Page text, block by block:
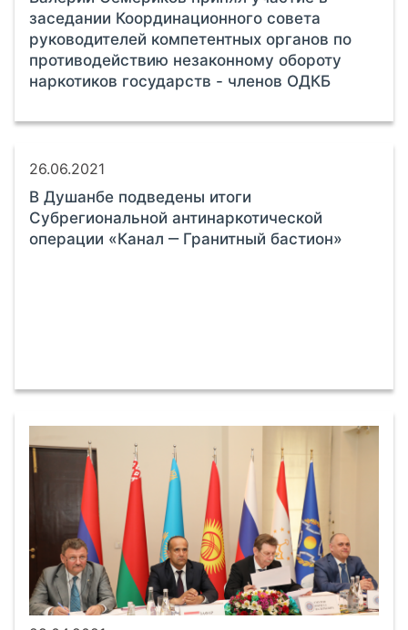
заседании Координационного совета
руководителей компетентных органов по
противодействию незаконному обороту
наркотиков государств - членов ОДКБ
26.06.2021
В Душанбе подведены итоги
Субрегиональной антинаркотической
операции «Канал ‒ Гранитный бастион»